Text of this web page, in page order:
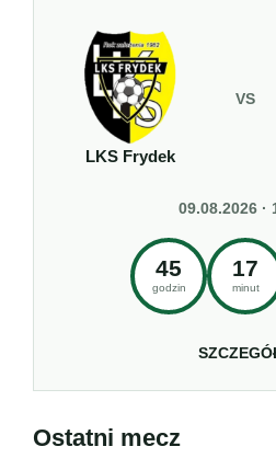
LKS Frydek
VS
09.08.2026 ·
45
godzin
17
minut
Ostatni mecz